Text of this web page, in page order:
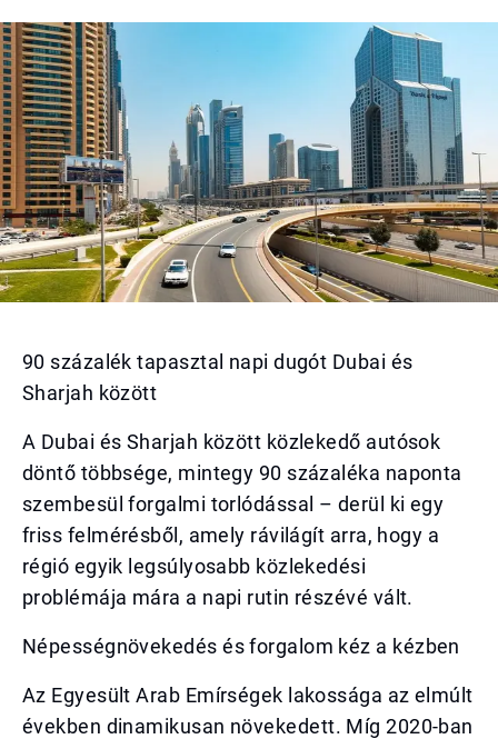
90 százalék tapasztal napi dugót Dubai és
Sharjah között
A Dubai és Sharjah között közlekedő autósok
döntő többsége, mintegy 90 százaléka naponta
szembesül forgalmi torlódással – derül ki egy
friss felmérésből, amely rávilágít arra, hogy a
régió egyik legsúlyosabb közlekedési
problémája mára a napi rutin részévé vált.
Népességnövekedés és forgalom kéz a kézben
Az Egyesült Arab Emírségek lakossága az elmúlt
években dinamikusan növekedett. Míg 2020-ban